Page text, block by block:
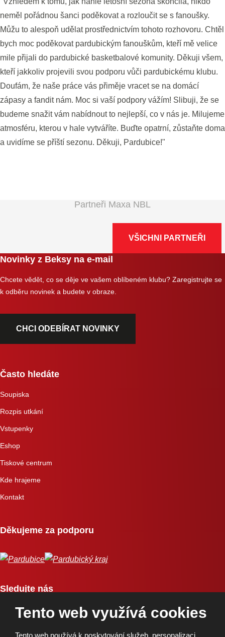
neměl pořádnou šanci poděkovat a rozloučit se s fanoušky.
Můžu to alespoň udělat prostřednictvím tohoto rozhovoru. Chtěl
bych moc poděkovat pardubickým fanouškům, kteří mě velice
mile přijali do pardubické basketbalové komunity. Děkuji všem,
kteří jakkoliv projevili svou podporu vůči pardubickému klubu.
Doufám, že naše práce vás přiměje vracet se na domácí
zápasy a fandit nám. Moc si vaší podpory vážím! Slibuji, že se
budeme snažit vám nabídnout to nejlepší, co v nás je. Milujeme
atmosféru, kterou v hale vytváříte. Buďte opatrní, zůstaňte doma
a uvidíme se příští sezonu. Děkuji, Pardubice!"
Partneři Maxa NBL
VŠICHNI PARTNEŘI
Novinky z Beksy na e-mail
Chcete vědět, co se děje ve vašem oblíbeném klubu? Zaregistrujte se
k odběru novinek a budete v obraze.
CHCI ODEBÍRAT NOVINKY
Často hledáte
Soupiska
Rozpis utkání
Vstupenky
Eshop
Tiskové centrum
Kde hrajeme
Kontakt
Děkujeme za podporu
Sledujte nás
Tento web využívá cookies
Tento web používá k poskytování služeb, personalizaci